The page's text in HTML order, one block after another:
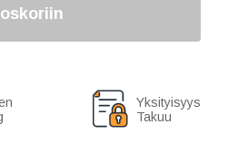
Yksityisyys
Takuu